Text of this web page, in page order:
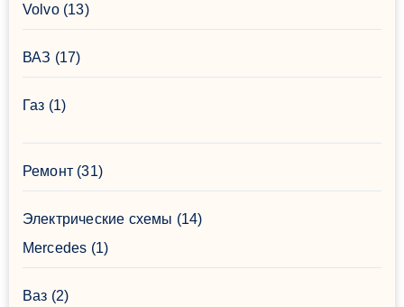
Volvo(13)
ВАЗ (17)
Газ (1)
Ремонт(31)
Электрические схемы (14)
Mercedes (1)
Ваз (2)